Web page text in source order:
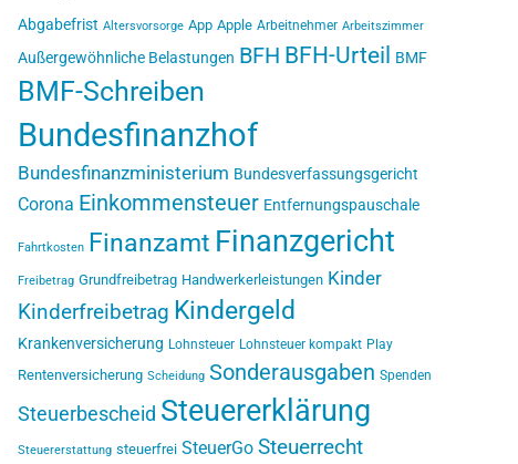
Abgabefrist Altersvorsorge App Apple Arbeitnehmer Arbeitszimmer
Außergewöhnliche Belastungen BFH BFH-Urteil BMF
BMF-Schreiben
Bundesfinanzhof
Bundesfinanzministerium Bundesverfassungsgericht
Corona Einkommensteuer Entfernungspauschale
Fahrtkosten Finanzamt Finanzgericht
Freibetrag Grundfreibetrag Handwerkerleistungen Kinder
Kinderfreibetrag Kindergeld
Krankenversicherung Lohnsteuer Lohnsteuer kompakt Play
Rentenversicherung Scheidung Sonderausgaben Spenden
Steuerbescheid Steuererklärung
Steuererstattung steuerfrei SteuerGo Steuerrecht